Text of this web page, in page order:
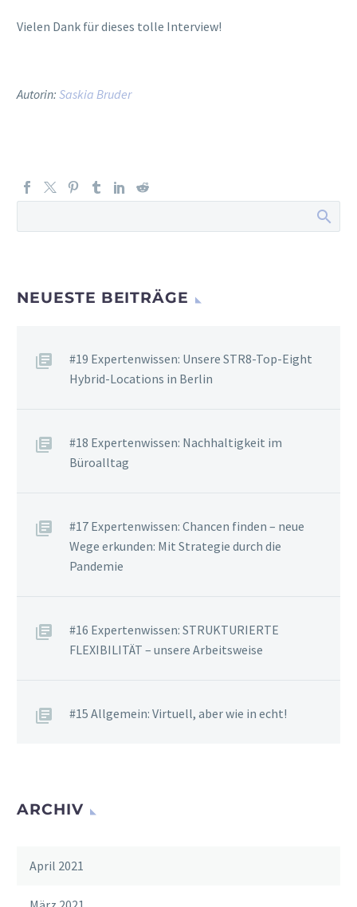
Vielen Dank für dieses tolle Interview!
Autorin: Saskia Bruder
NEUESTE BEITRÄGE
#19 Expertenwissen: Unsere STR8-Top-Eight
Hybrid-Locations in Berlin
#18 Expertenwissen: Nachhaltigkeit im
Büroalltag
#17 Expertenwissen: Chancen finden – neue
Wege erkunden: Mit Strategie durch die
Pandemie
#16 Expertenwissen: STRUKTURIERTE
FLEXIBILITÄT – unsere Arbeitsweise
#15 Allgemein: Virtuell, aber wie in echt!
ARCHIV
April 2021